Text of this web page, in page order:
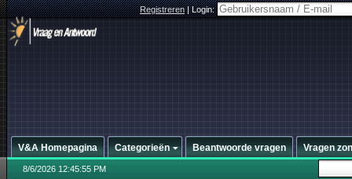
Registreren|Login:
V&A Homepagina Categorieën Beantwoorde vragen Vragen
8/6/2026 12:45:55 PM